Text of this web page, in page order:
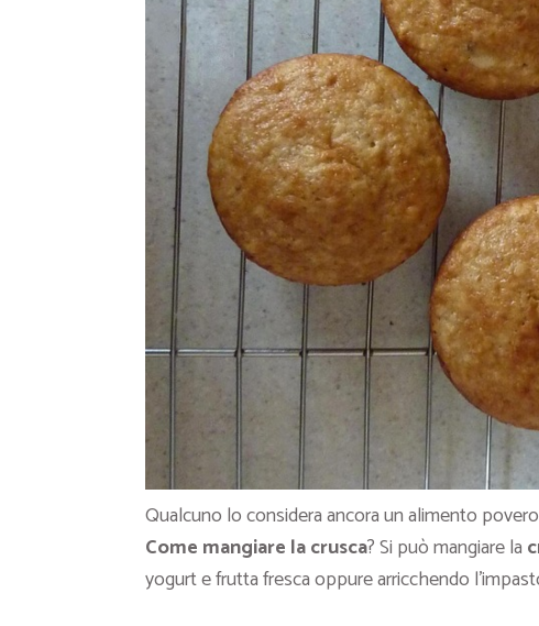
Qualcuno lo considera ancora un alimento
Come mangiare la crusca? Si può mangiare la
yogurt e frutta fresca oppure arricchendo